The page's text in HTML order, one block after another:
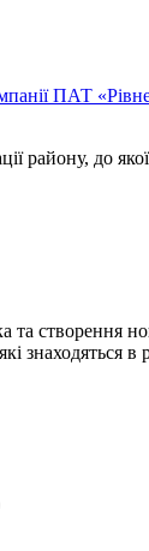
ПАТ
району, до
та створення
знаходяться в